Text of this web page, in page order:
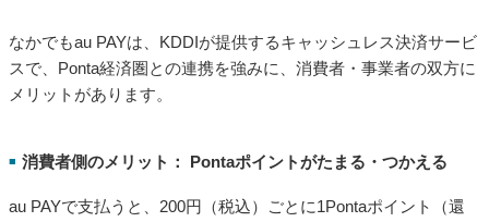
なかでもau PAYは、KDDIが提供するキャッシュレス決済サービ
スで、Ponta経済圏との連携を強みに、消費者・事業者の双方に
メリットがあります。
■ 消費者側のメリット： Pontaポイントがたまる・つかえる
au PAYで支払うと、200円（税込）ごとに1Pontaポイント（還